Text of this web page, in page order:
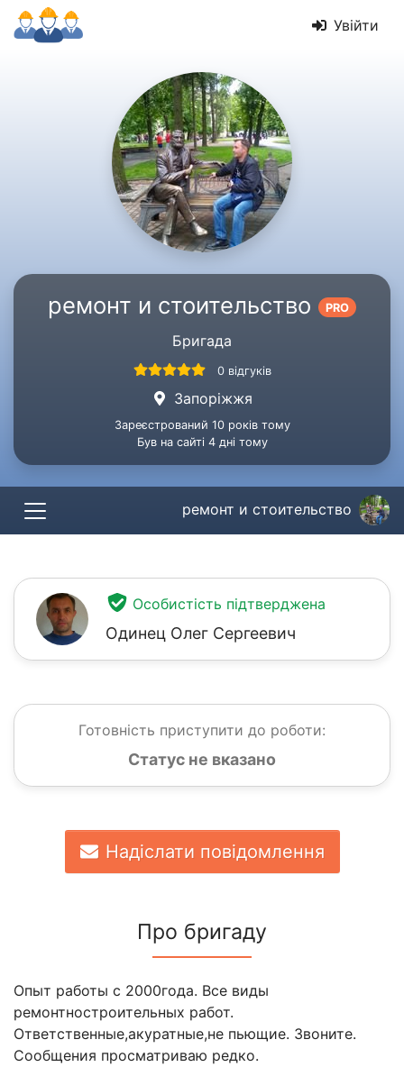
Увійти
ремонт и стоительство PRO
Бригада
0 відгуків
Запоріжжя
Зареєстрований 10 років тому
Був на сайті 4 дні тому
ремонт и стоительство
Особистість підтверджена
Одинец Олег Сергеевич
Готовність приступити до роботи:
Статус не вказано
Надіслати повідомлення
Про бригаду
Опыт работы с 2000года. Все виды
ремонтностроительных работ.
Ответственные,акуратные,не пьющие. Звоните.
Сообщения просматриваю редко.